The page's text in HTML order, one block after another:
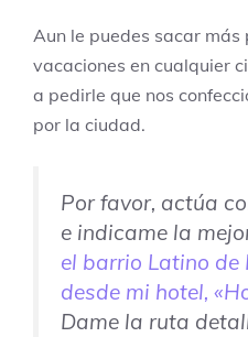
Aun le puedes sacar
vacaciones en cualquier
a pedirle que nos
por la ciudad.
Por favor, actúa
e indicame la
el barrio Latino de
desde mi hotel,
Dame la ruta